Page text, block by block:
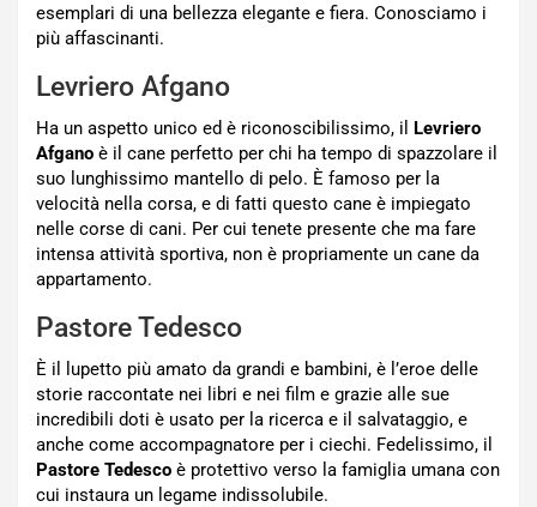
esemplari di una bellezza elegante e fiera. Conosciamo i
più affascinanti.
Levriero Afgano
Ha un aspetto unico ed è riconoscibilissimo, il Levriero
Afgano è il cane perfetto per chi ha tempo di spazzolare il
suo lunghissimo mantello di pelo. È famoso per la
velocità nella corsa, e di fatti questo cane è impiegato
nelle corse di cani. Per cui tenete presente che ma fare
intensa attività sportiva, non è propriamente un cane da
appartamento.
Pastore Tedesco
È il lupetto più amato da grandi e bambini, è l’eroe delle
storie raccontate nei libri e nei film e grazie alle sue
incredibili doti è usato per la ricerca e il salvataggio, e
anche come accompagnatore per i ciechi. Fedelissimo, il
Pastore Tedesco è protettivo verso la famiglia umana con
cui instaura un legame indissolubile.